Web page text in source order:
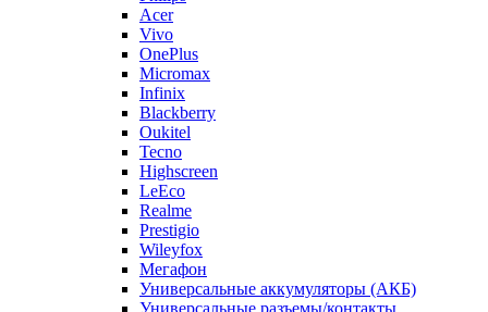
Acer
Vivo
OnePlus
Micromax
Infinix
Blackberry
Oukitel
Tecno
Highscreen
LeEco
Realme
Prestigio
Wileyfox
Мегафон
Универсальные аккумуляторы (АКБ)
Универсальные разъемы/контакты